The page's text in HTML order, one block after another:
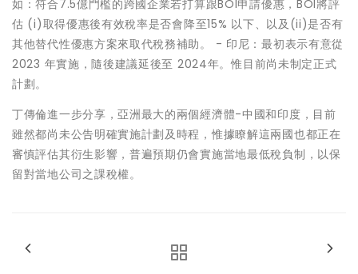
如：符合7.5億門檻的跨國企業若打算跟BOI申請優惠，BOI將評
估 (i)取得優惠後有效稅率是否會降至15% 以下、以及(ii)是否有
其他替代性優惠方案來取代稅務補助。 - 印尼：最初表示有意從
2023 年實施，隨後建議延後至 2024年。惟目前尚未制定正式
計劃。
丁傳倫進一步分享，亞洲最大的兩個經濟體-中國和印度，目前
雖然都尚未公告明確實施計劃及時程，惟據瞭解這兩國也都正在
審慎評估其衍生影響，普遍預期仍會實施當地最低稅負制，以保
留對當地公司之課稅權。